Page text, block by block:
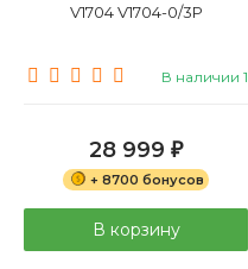
V1704 V1704-0/3P
В наличии 1
28 999 ₽
+ 8700 бонусов
В корзину